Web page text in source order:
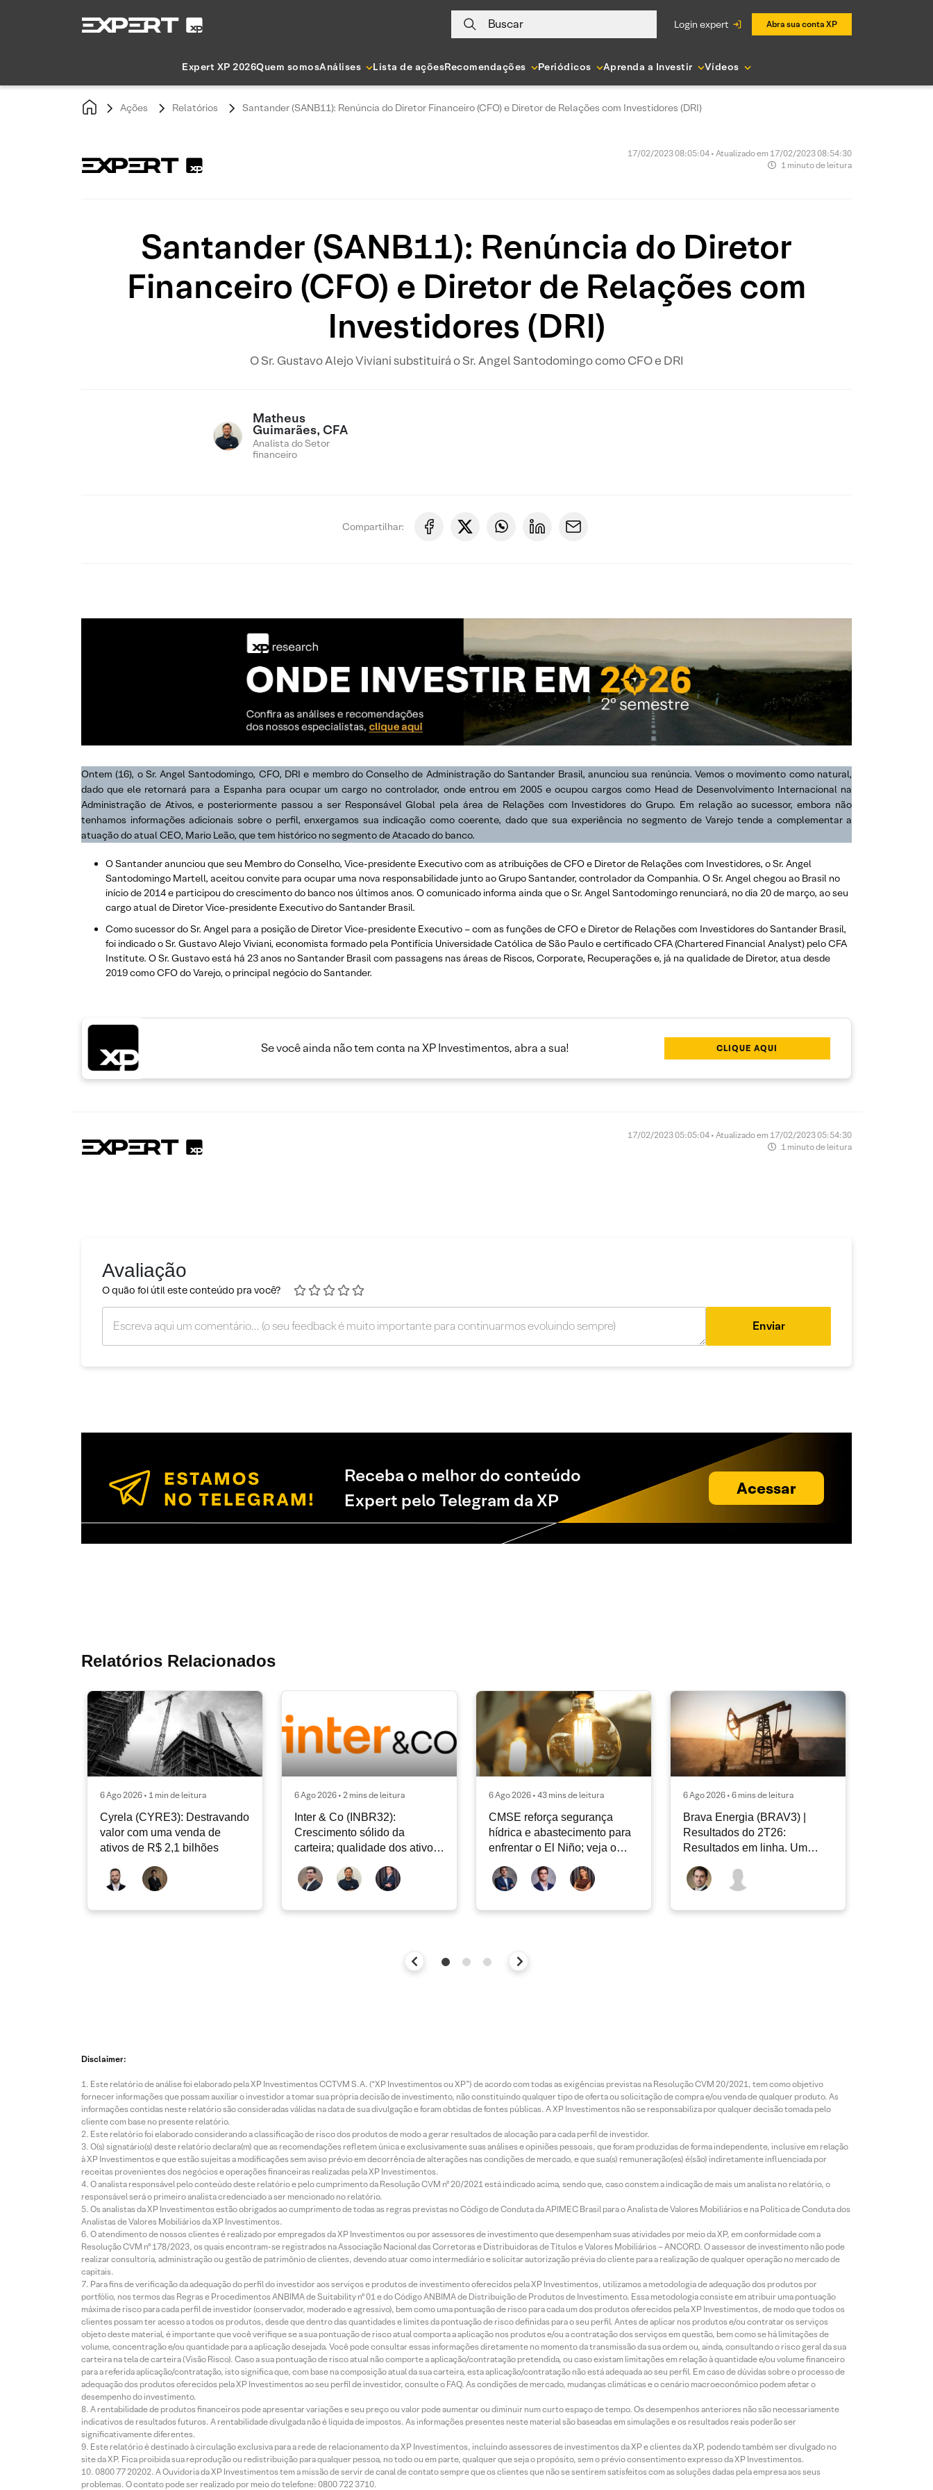
Buscar login expert Abra sua conta XP
Expert XP 2026Quem somosAnálises Lista de açõesRecomendações Periódicos Aprenda a Investir Vídeos
Ações Relatórios Santander (SANB11): Renúncia do Diretor Financeiro (CFO) e Diretor de Relações com Investidores (DRI)
17/02/2023 08:05:04 • Atualizado em 17/02/2023 08:54:30
1 minuto de leitura
Santander (SANB11): Renúncia do Diretor
Financeiro (CFO) e Diretor de Relações com
Investidores (DRI)
O Sr. Gustavo Alejo Viviani substituirá o Sr. Angel Santodomingo como CFO e DRI
Matheus
Guimarães, CFA
Analista do Setor
financeiro
Compartilhar:
Ontem (16), o Sr. Angel Santodomingo, CFO, DRI e membro do Conselho de Administração do Santander Brasil, anunciou sua renúncia. Vemos o movimento como natural,
dado que ele retornará para a Espanha para ocupar um cargo no controlador, onde entrou em 2005 e ocupou cargos como Head de Desenvolvimento Internacional na
Administração de Ativos, e posteriormente passou a ser Responsável Global pela área de Relações com Investidores do Grupo. Em relação ao sucessor, embora não
tenhamos informações adicionais sobre o perfil, enxergamos sua indicação como coerente, dado que sua experiência no segmento de Varejo tende a complementar a
atuação do atual CEO, Mario Leão, que tem histórico no segmento de Atacado do banco.
O Santander anunciou que seu Membro do Conselho, Vice-presidente Executivo com as atribuições de CFO e Diretor de Relações com Investidores, o Sr. Angel
Santodomingo Martell, aceitou convite para ocupar uma nova responsabilidade junto ao Grupo Santander, controlador da Companhia. O Sr. Angel chegou ao Brasil no
início de 2014 e participou do crescimento do banco nos últimos anos. O comunicado informa ainda que o Sr. Angel Santodomingo renunciará, no dia 20 de março, ao seu
cargo atual de Diretor Vice-presidente Executivo do Santander Brasil.
Como sucessor do Sr. Angel para a posição de Diretor Vice-presidente Executivo – com as funções de CFO e Diretor de Relações com Investidores do Santander Brasil,
foi indicado o Sr. Gustavo Alejo Viviani, economista formado pela Pontifícia Universidade Católica de São Paulo e certificado CFA (Chartered Financial Analyst) pelo CFA
Institute. O Sr. Gustavo está há 23 anos no Santander Brasil com passagens nas áreas de Riscos, Corporate, Recuperações e, já na qualidade de Diretor, atua desde
2019 como CFO do Varejo, o principal negócio do Santander.
Se você ainda não tem conta na XP Investimentos, abra a sua! CLIQUE AQUI
17/02/2023 05:05:04 • Atualizado em 17/02/2023 05:54:30
1 minuto de leitura
Avaliação
O quão foi útil este conteúdo pra você?
Enviar
Receba o melhor do conteúdo
Expert pelo Telegram da XP
Acessar
Relatórios Relacionados
6 Ago 2026 • 1 min de leitura
Cyrela (CYRE3): Destravando
valor com uma venda de
ativos de R$ 2,1 bilhões
6 Ago 2026 • 2 mins de leitura
Inter & Co (INBR32):
Crescimento sólido da
carteira; qualidade dos ativos
continua sendo o principal
debate
6 Ago 2026 • 43 mins de leitura
CMSE reforça segurança
hídrica e abastecimento para
enfrentar o El Niño; veja o
Radar Energia XP | Agosto
6 Ago 2026 • 6 mins de leitura
Brava Energia (BRAV3) |
Resultados do 2T26:
Resultados em linha. Um
novo capítulo à frente
Disclaimer:
Este relatório de análise foi elaborado pela XP Investimentos CCTVM S.A. (“XP Investimentos ou XP”) de acordo com todas as exigências previstas na Resolução CVM 20/2021, tem como objetivo
fornecer informações que possam auxiliar o investidor a tomar sua própria decisão de investimento, não constituindo qualquer tipo de oferta ou solicitação de compra e/ou venda de qualquer produto. As
informações contidas neste relatório são consideradas válidas na data de sua divulgação e foram obtidas de fontes públicas. A XP Investimentos não se responsabiliza por qualquer decisão tomada pelo
cliente com base no presente relatório.
Este relatório foi elaborado considerando a classificação de risco dos produtos de modo a gerar resultados de alocação para cada perfil de investidor.
O(s) signatário(s) deste relatório declara(m) que as recomendações refletem única e exclusivamente suas análises e opiniões pessoais, que foram produzidas de forma independente, inclusive em relação
à XP Investimentos e que estão sujeitas a modificações sem aviso prévio em decorrência de alterações nas condições de mercado, e que sua(s) remuneração(es) é(são) indiretamente influenciada por
receitas provenientes dos negócios e operações financeiras realizadas pela XP Investimentos.
O analista responsável pelo conteúdo deste relatório e pelo cumprimento da Resolução CVM nº 20/2021 está indicado acima, sendo que, caso constem a indicação de mais um analista no relatório, o
responsável será o primeiro analista credenciado a ser mencionado no relatório.
Os analistas da XP Investimentos estão obrigados ao cumprimento de todas as regras previstas no Código de Conduta da APIMEC Brasil para o Analista de Valores Mobiliários e na Política de Conduta dos
Analistas de Valores Mobiliários da XP Investimentos.
O atendimento de nossos clientes é realizado por empregados da XP Investimentos ou por assessores de investimento que desempenham suas atividades por meio da XP, em conformidade com a
Resolução CVM nº 178/2023, os quais encontram-se registrados na Associação Nacional das Corretoras e Distribuidoras de Títulos e Valores Mobiliários – ANCORD. O assessor de investimento não pode
realizar consultoria, administração ou gestão de patrimônio de clientes, devendo atuar como intermediário e solicitar autorização prévia do cliente para a realização de qualquer operação no mercado de
capitais.
Para fins de verificação da adequação do perfil do investidor aos serviços e produtos de investimento oferecidos pela XP Investimentos, utilizamos a metodologia de adequação dos produtos por
portfólio, nos termos das Regras e Procedimentos ANBIMA de Suitability nº 01 e do Código ANBIMA de Distribuição de Produtos de Investimento. Essa metodologia consiste em atribuir uma pontuação
máxima de risco para cada perfil de investidor (conservador, moderado e agressivo), bem como uma pontuação de risco para cada um dos produtos oferecidos pela XP Investimentos, de modo que todos os
clientes possam ter acesso a todos os produtos, desde que dentro das quantidades e limites da pontuação de risco definidas para o seu perfil. Antes de aplicar nos produtos e/ou contratar os serviços
objeto deste material, é importante que você verifique se a sua pontuação de risco atual comporta a aplicação nos produtos e/ou a contratação dos serviços em questão, bem como se há limitações de
volume, concentração e/ou quantidade para a aplicação desejada. Você pode consultar essas informações diretamente no momento da transmissão da sua ordem ou, ainda, consultando o risco geral da sua
carteira na tela de carteira (Visão Risco). Caso a sua pontuação de risco atual não comporte a aplicação/contratação pretendida, ou caso existam limitações em relação à quantidade e/ou volume financeiro
para a referida aplicação/contratação, isto significa que, com base na composição atual da sua carteira, esta aplicação/contratação não está adequada ao seu perfil. Em caso de dúvidas sobre o processo de
adequação dos produtos oferecidos pela XP Investimentos ao seu perfil de investidor, consulte o FAQ. As condições de mercado, mudanças climáticas e o cenário macroeconômico podem afetar o
desempenho do investimento.
A rentabilidade de produtos financeiros pode apresentar variações e seu preço ou valor pode aumentar ou diminuir num curto espaço de tempo. Os desempenhos anteriores não são necessariamente
indicativos de resultados futuros. A rentabilidade divulgada não é líquida de impostos. As informações presentes neste material são baseadas em simulações e os resultados reais poderão ser
significativamente diferentes.
Este relatório é destinado à circulação exclusiva para a rede de relacionamento da XP Investimentos, incluindo assessores de investimentos da XP e clientes da XP, podendo também ser divulgado no
site da XP. Fica proibida sua reprodução ou redistribuição para qualquer pessoa, no todo ou em parte, qualquer que seja o propósito, sem o prévio consentimento expresso da XP Investimentos.
0800 77 20202. A Ouvidoria da XP Investimentos tem a missão de servir de canal de contato sempre que os clientes que não se sentirem satisfeitos com as soluções dadas pela empresa aos seus
problemas. O contato pode ser realizado por meio do telefone: 0800 722 3710.